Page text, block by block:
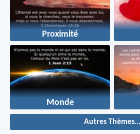
Proximité
Monde
Autres Thèmes...